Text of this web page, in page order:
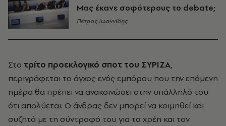
Μας έκανε σοφότερους το debate;
Πέτρος Ιωαννίδης
Στο τρίτο προεκλογικό σποτ του ΣΥΡΙΖΑ,
περιγράφεται το άγχος ενός εμπόρου που την επόμενη
ημέρα θα πρέπει να ανακοινώσει στην υπάλληλό του
ότι απολύεται. Ο άνδρας δεν μπορεί να κοιμηθεί και
συζητά με τη σύντροφό του για τα χρέη και τον